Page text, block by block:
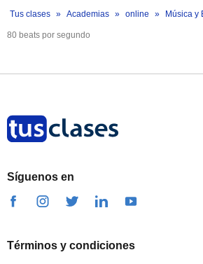
Tus clases Academias online Música y
80 beats por segundo
Síguenos en
Términos y condiciones